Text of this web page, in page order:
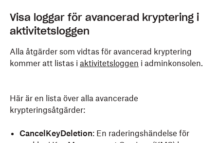
Visa loggar för avancerad kryptering i
aktivitetsloggen
Alla åtgärder som vidtas för avancerad kryptering
kommer att listas i aktivitetsloggen i adminkonsolen.
Här är en lista över alla avancerade
krypteringsåtgärder:
CancelKeyDeletion: En raderingshändelse för